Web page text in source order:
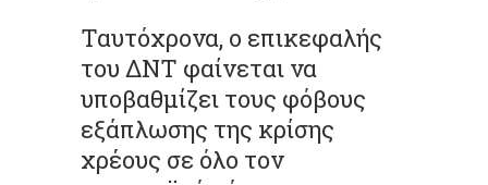
Ταυτόχρονα, ο επικεφαλής
του ΔΝΤ φαίνεται να
υποβαθμίζει τους φόβους
εξάπλωσης της κρίσης
χρέους σε όλο τον